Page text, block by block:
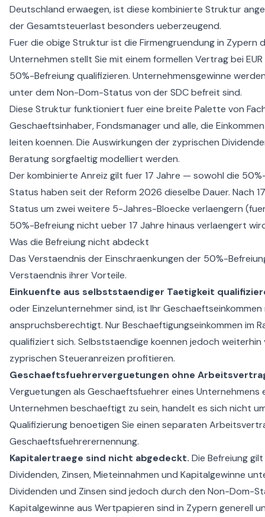
Deutschland erwaegen, ist diese kombinierte Struktur
der Gesamtsteuerlast besonders ueberzeugend.
Fuer die obige Struktur ist die Firmengruendung in Zypern
Unternehmen stellt Sie mit einem formellen Vertrag bei
50%-Befreiung qualifizieren. Unternehmensgewinne
unter dem Non-Dom-Status von der SDC befreit sind.
Diese Struktur funktioniert fuer eine breite Palette von
Geschaeftsinhaber, Fondsmanager und alle, die
leiten koennen. Die Auswirkungen der zyprischen
Beratung sorgfaeltig modelliert werden.
Der kombinierte Anreiz gilt fuer 17 Jahre — sowohl die
Status haben seit der Reform 2026 dieselbe Dauer. Nach
Status um zwei weitere 5-Jahres-Bloecke verlaengern
50%-Befreiung nicht ueber 17 Jahre hinaus verlaengert
Was die Befreiung nicht abdeckt
Das Verstaendnis der Einschraenkungen der 50%-
Verstaendnis ihrer Vorteile.
Einkuenfte aus selbststaendiger Taetigkeit
oder Einzelunternehmer sind, ist Ihr
anspruchsberechtigt. Nur Beschaeftigungseinkommen im
qualifiziert sich. Selbststaendige koennen jedoch
zyprischen Steueranreizen profitieren.
Geschaeftsfuehrerverguetungen ohne
Verguetungen als Geschaeftsfuehrer eines Unternehmens
Unternehmen beschaeftigt zu sein, handelt es sich nicht
Qualifizierung benoetigen Sie einen separaten
Geschaeftsfuehrerernennung.
Kapitalertraege sind nicht abgedeckt. Die Befreiung
Dividenden, Zinsen, Mieteinnahmen und Kapitalgewinne
Dividenden und Zinsen sind jedoch durch den Non-Dom-
Kapitalgewinne aus Wertpapieren sind in Zypern generell